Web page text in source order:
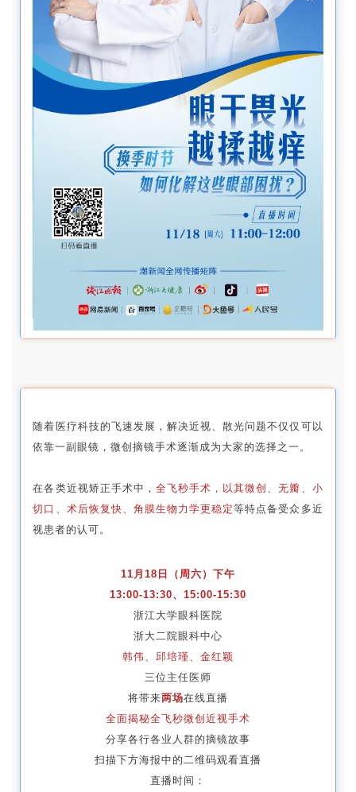
随着医疗科技的飞速发展，解决近视、散光问题不仅仅可以
依靠一副眼镜，微创摘镜手术逐渐成为大家的选择之一。
在各类近视矫正手术中， 全飞秒手术，以其微创、无瓣、小
切口、术后恢复快、角膜生物力学更稳定等特点备受众多近
视患者的认可。
11月18日（周六）下午
13:00-13:30、15:00-15:30
浙江大学眼科医院
浙大二院眼科中心
韩伟、邱培瑾、金红颖
三位主任医师
将带来两场在线直播
全面揭秘全飞秒微创近视手术
分享各行各业人群的摘镜故事
扫描下方海报中的二维码观看直播
直播时间：